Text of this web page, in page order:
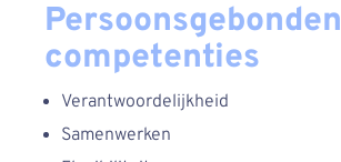
Persoonsgebonden
competenties
Verantwoordelijkheid
Samenwerken